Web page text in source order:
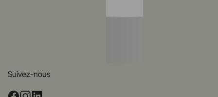
Suivez-nous